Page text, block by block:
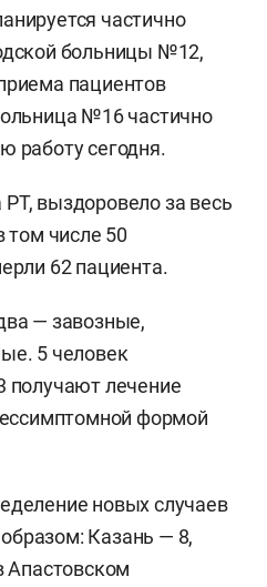
частично
больницы №12,
пациентов
№16 частично
работу сегодня.
выздоровело за весь
том числе 50
62 пациента.
— завозные,
5 человек
получают лечение
формой
новых случаев
Казань — 8,
Апастовском